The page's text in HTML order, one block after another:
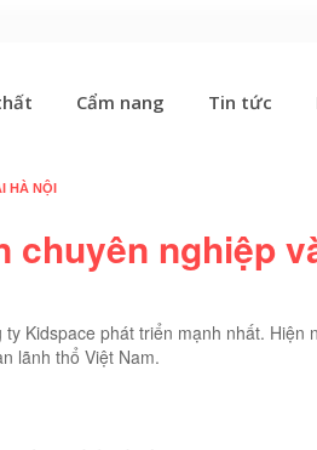
Cẩm nang Tin tức
HÀ NỘI
chuyên nghiệp
Kidspace phát triển mạnh nhất. Hiện
lãnh thổ Việt Nam.